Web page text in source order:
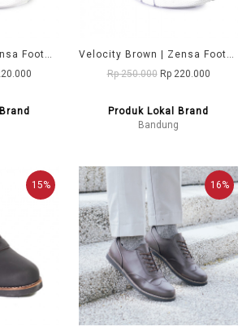
Velocity Black | Zensa Footwear Sepatu Sneaker Pria Casual
Velocity Brown | Zensa Footwear Sepatu Sneaker Pria Casual
Rp 250.000 Rp 220.000
Produk Lokal Brand
Bandung
15% 16%